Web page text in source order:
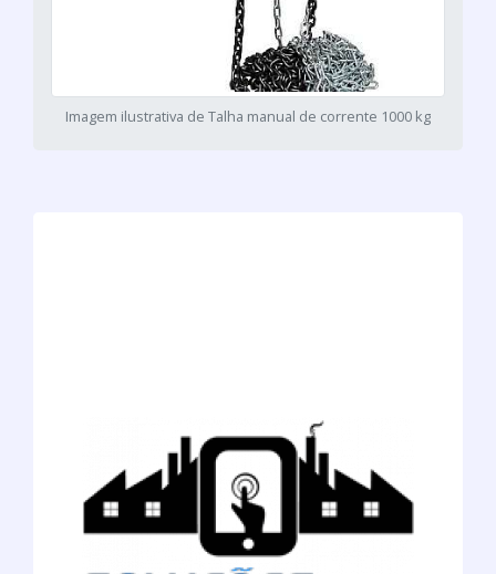
Imagem ilustrativa de Talha manual de corrente 1000 kg